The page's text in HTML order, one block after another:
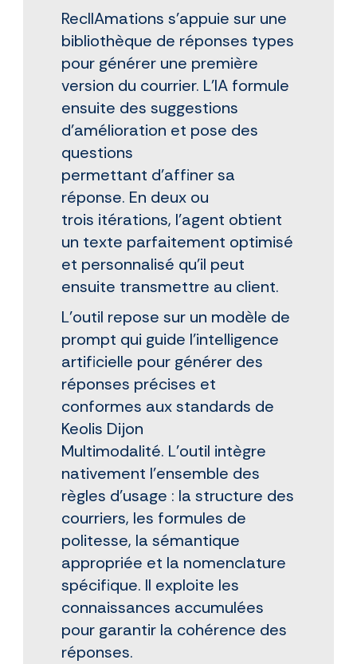
ReclIAmations s'appuie sur une
bibliothèque de réponses types
pour générer une première
version du courrier. L'IA formule
ensuite des suggestions
d'amélioration et pose des
questions
permettant d'affiner sa
réponse. En deux ou
trois itérations, l'agent obtient
un texte parfaitement optimisé
et personnalisé qu'il peut
ensuite transmettre au client.
L’outil repose sur un modèle de
prompt qui guide l'intelligence
artificielle pour générer des
réponses précises et
conformes aux standards de
Keolis Dijon
Multimodalité. L'outil intègre
nativement l'ensemble des
règles d'usage : la structure des
courriers, les formules de
politesse, la sémantique
appropriée et la nomenclature
spécifique. Il exploite les
connaissances accumulées
pour garantir la cohérence des
réponses.